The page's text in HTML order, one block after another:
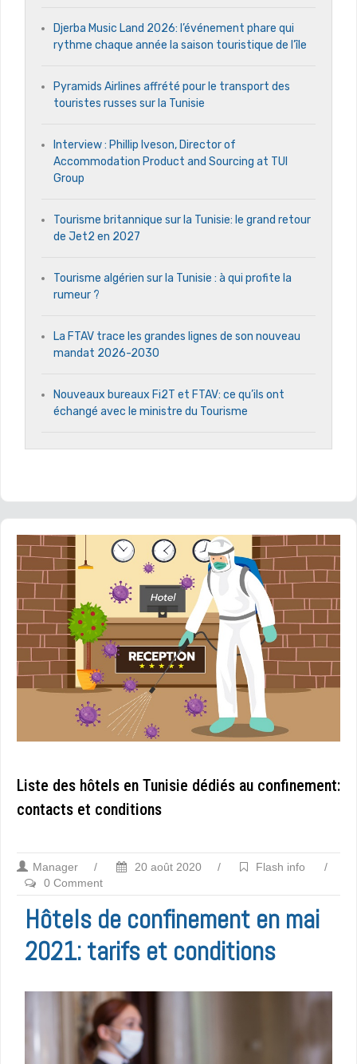
Djerba Music Land 2026: l’événement phare qui
rythme chaque année la saison touristique de l’île
Pyramids Airlines affrété pour le transport des
touristes russes sur la Tunisie
Interview : Phillip Iveson, Director of
Accommodation Product and Sourcing at TUI
Group
Tourisme britannique sur la Tunisie: le grand retour
de Jet2 en 2027
Tourisme algérien sur la Tunisie : à qui profite la
rumeur ?
La FTAV trace les grandes lignes de son nouveau
mandat 2026-2030
Nouveaux bureaux Fi2T et FTAV: ce qu’ils ont
échangé avec le ministre du Tourisme
Liste des hôtels en Tunisie dédiés au confinement:
contacts et conditions
Manager / 20 août 2020 / Flash info
/
0 Comment
Hôtels de confinement en mai
2021: tarifs et conditions